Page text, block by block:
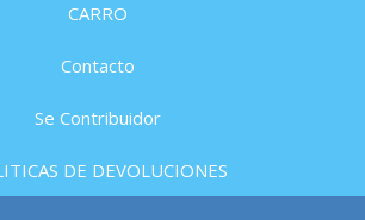
CARRO
Contacto
Se Contribuidor
DE DEVOLUCIONES